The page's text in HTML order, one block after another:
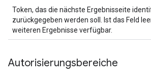
Token, das die nächste Ergebnisseite
zurückgegeben werden soll. Ist das Feld
weiteren Ergebnisse verfügbar.
Autorisierungsbereiche